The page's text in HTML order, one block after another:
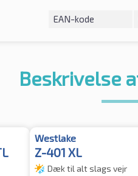
EAN-kode
Beskrivelse
Westlake
Z-401 XL
Dæk til alt slags vejr